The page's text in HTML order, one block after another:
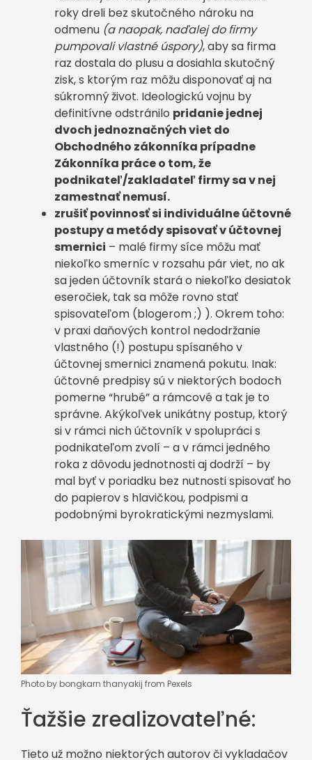
roky dreli bez skutočného nároku na
odmenu (a naopak, naďalej do firmy
pumpovali vlastné úspory), aby sa firma
raz dostala do plusu a dosiahla skutočný
zisk, s ktorým raz môžu disponovať aj na
súkromný život. Ideologickú vojnu by
definitívne odstránilo pridanie jednej
dvoch jednoznačných viet do
Obchodného zákonníka prípadne
Zákonníka práce o tom, že
podnikateľ/zakladateľ firmy sa v nej
zamestnať nemusí.
zrušiť povinnosť si individuálne účtovné
postupy a metódy spisovať v účtovnej
smernici – malé firmy síce môžu mať
niekoľko smerníc v rozsahu pár viet, no ak
sa jeden účtovník stará o niekoľko desiatok
eseročiek, tak sa môže rovno stať
spisovateľom (blogerom ;) ). Okrem toho:
v praxi daňových kontrol nedodržanie
vlastného (!) postupu spísaného v
účtovnej smernici znamená pokutu. Inak:
účtovné predpisy sú v niektorých bodoch
pomerne “hrubé” a rámcové a tak je to
správne. Akýkoľvek unikátny postup, ktorý
si v rámci nich účtovník v spolupráci s
podnikateľom zvolí – a v rámci jedného
roka z dôvodu jednotnosti aj dodrží – by
mal byť v poriadku bez nutnosti spisovať ho
do papierov s hlavičkou, podpismi a
podobnými byrokratickými nezmyslami.
Photo by bongkarn thanyakij from Pexels
Ťažšie zrealizovateľné:
Tieto už možno niektorých autorov či vykladačov